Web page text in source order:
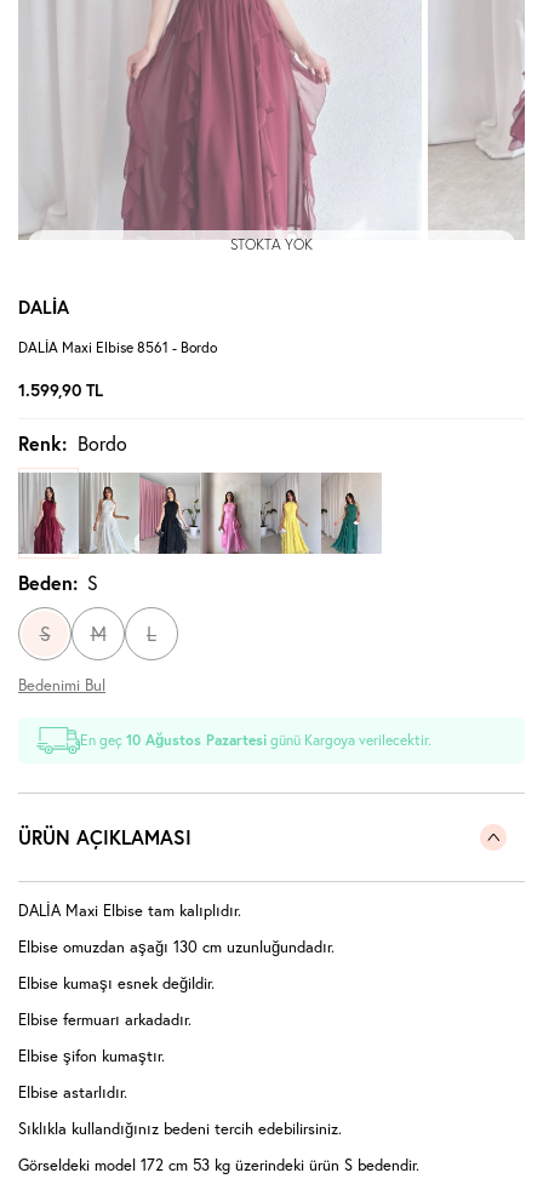
STOKTA YOK
DALİA
DALİA Maxi Elbise 8561 - Bordo
1.599,90 TL
Renk: Bordo
Beden: S
S M L
Bedenimi Bul
En geç10 Ağustos Pazartesi günü Kargoya verilecektir.
ÜRÜN AÇIKLAMASI
DALİA Maxi Elbise tam kalıplıdır.
Elbise omuzdan aşağı 130 cm uzunluğundadır.
Elbise kumaşı esnek değildir.
Elbise fermuarı arkadadır.
Elbise şifon kumaştır.
Elbise astarlıdır.
Sıklıkla kullandığınız bedeni tercih edebilirsiniz.
Görseldeki model 172 cm 53 kg üzerindeki ürün S bedendir.